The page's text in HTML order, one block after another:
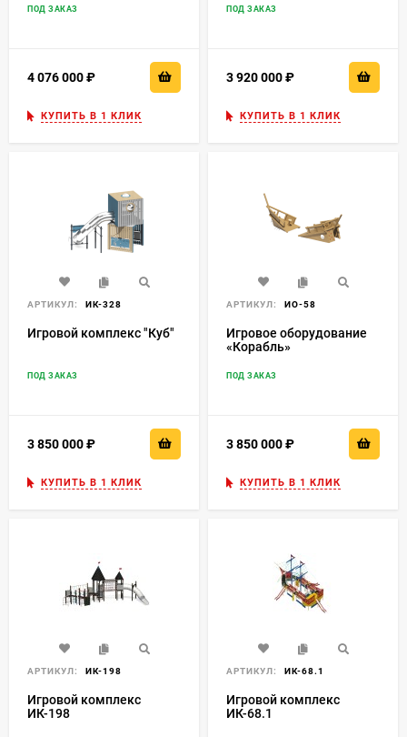
ПОД ЗАКАЗ
4 076 000
КУПИТЬ В 1 КЛИК
ПОД ЗАКАЗ
3 920 000
КУПИТЬ В 1 КЛИК
АРТИКУЛ: ИК-328
Игровой комплекс "Куб"
ПОД ЗАКАЗ
3 850 000
КУПИТЬ В 1 КЛИК
АРТИКУЛ: ИО-58
Игровое оборудование
«Корабль»
ПОД ЗАКАЗ
3 850 000
КУПИТЬ В 1 КЛИК
АРТИКУЛ: ИК-198
Игровой комплекс
ИК-198
АРТИКУЛ: ИК-68.1
Игровой комплекс
ИК-68.1